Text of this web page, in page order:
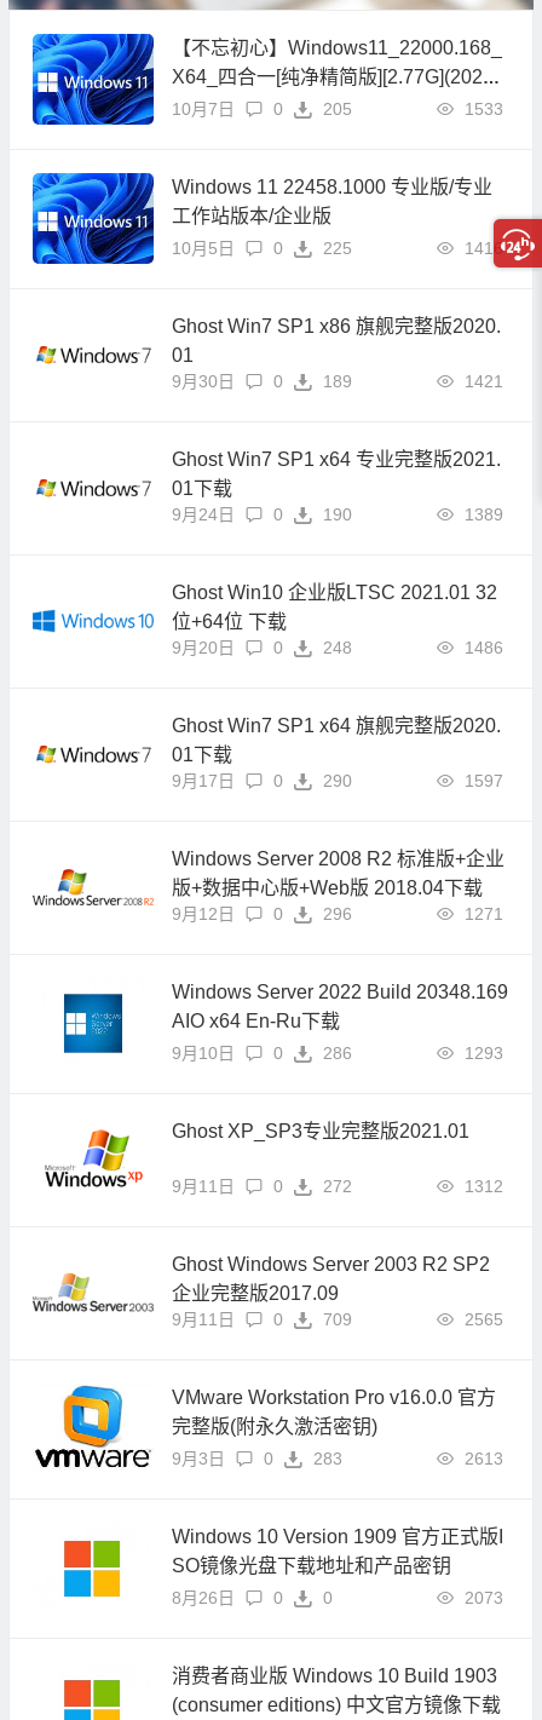
【不忘初心】Windows11_22000.168_
X64_四合一[纯净精简版][2.77G](2021.
8.30）
10月7日 1533
0 205
Windows 11 22458.1000 专业版/专业
工作站版本/企业版
10月5日 1416
0 225
Ghost Win7 SP1 x86 旗舰完整版2020.
01
9月30日 1421
0 189
Ghost Win7 SP1 x64 专业完整版2021.
01下载
9月24日 1389
0 190
Ghost Win10 企业版LTSC 2021.01 32
位+64位 下载
9月20日 1486
0 248
Ghost Win7 SP1 x64 旗舰完整版2020.
01下载
9月17日 1597
0 290
Windows Server 2008 R2 标准版+企业
版+数据中心版+Web版 2018.04下载
9月12日 1271
0 296
Windows Server 2022 Build 20348.169
AIO x64 En-Ru下载
9月10日 1293
0 286
Ghost XP_SP3专业完整版2021.01
9月11日 1312
0 272
Ghost Windows Server 2003 R2 SP2
企业完整版2017.09
9月11日 2565
0 709
VMware Workstation Pro v16.0.0 官方
完整版(附永久激活密钥)
9月3日 2613
0 283
Windows 10 Version 1909 官方正式版I
SO镜像光盘下载地址和产品密钥
8月26日 2073
0 0
消费者商业版 Windows 10 Build 1903
(consumer editions) 中文官方镜像下载